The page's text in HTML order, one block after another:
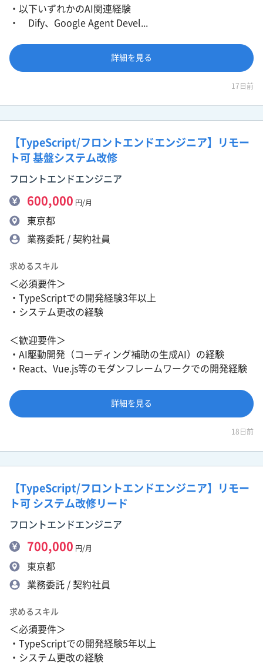
・以下いずれかのAI関連経験
・ Dify、Google Agent Devel...
詳細を見る
17日前
【TypeScript/フロントエンドエンジニア】リモー
ト可 基盤システム改修
フロントエンドエンジニア
600,000 円/月
東京都
業務委託 / 契約社員
求めるスキル
＜必須要件＞
・TypeScriptでの開発経験3年以上
・システム更改の経験
＜歓迎要件＞
・AI駆動開発（コーディング補助の生成AI）の経験
・React、Vue.js等のモダンフレームワークでの開発経験
詳細を見る
18日前
【TypeScript/フロントエンドエンジニア】リモー
ト可 システム改修リード
フロントエンドエンジニア
700,000 円/月
東京都
業務委託 / 契約社員
求めるスキル
＜必須要件＞
・TypeScriptでの開発経験5年以上
・システム更改の経験